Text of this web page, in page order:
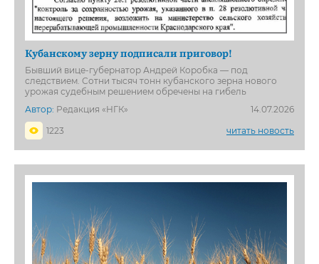
Кубанскому зерну подписали приговор!
Бывший вице-губернатор Андрей Коробка — под
следствием. Сотни тысяч тонн кубанского зерна нового
урожая судебным решением обречены на гибель
Автор: Редакция «НГК»
14.07.2026
1223
читать новость